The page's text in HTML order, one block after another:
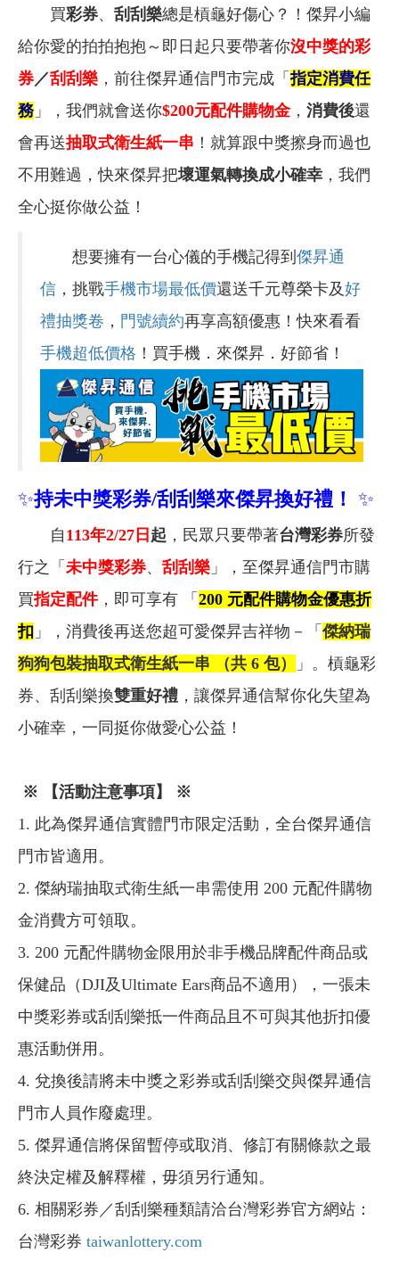
買彩券、 刮刮樂總是槓龜好傷心？！傑昇小編
給你愛的拍拍抱抱～即日起只要帶著你沒中獎的彩
券／刮刮樂 ，前往傑昇通信門市完成「指定消費任
務」，我們就會送你$200元配件購物金， 消費後還
會再送抽取式衛生紙一串 ！就算跟中獎擦身而過也
不用難過，快來傑昇把壞運氣轉換成小確幸 ，我們
全心挺你做公益！
想要擁有一台心儀的手機記得到 傑昇通
信 ，挑戰手機市場最低價還送千元尊榮卡及好
禮抽獎卷 ， 門號續約再享高額優惠！快來看看
手機超低價格 ！買手機．來傑昇．好節省！
✨持未中獎彩券/刮刮樂來傑昇換好禮！ ✨
自 113年2/27 日 起 ，民眾只要帶著台灣彩券所發
行之「 未中獎彩券、 刮刮樂 」，至傑昇通信門市購
買指定配件，即可享有 「 200 元配件購物金優惠折
扣 」，消費後再送您超可愛傑昇吉祥物－「 傑納瑞
狗狗包裝抽取式衛生紙一串 （共 6 包）
」。槓龜彩
券、刮刮樂換雙重好禮 ，讓傑昇通信幫你化失望為
小確幸，一同挺你做愛心公益！
※
【活動注意事項】 ※
1. 此為傑昇通信實體門市限定活動，全台傑昇通信
門市皆適用。
2. 傑納瑞抽取式衛生紙一串需使用 200 元配件購物
金消費方可領取。
3. 200 元配件購物金限用於非手機品牌配件商品或
保健品（DJI及Ultimate Ears商品不適用），一張未
中獎彩券或刮刮樂抵一件商品且不可與其他折扣優
惠活動併用。
4. 兌換後請將未中獎之彩券或刮刮樂交與傑昇通信
門市人員作廢處理。
5. 傑昇通信將保留暫停或取消、修訂有關條款之最
終決定權及解釋權，毋須另行通知。
6. 相關彩券／刮刮樂種類請洽台灣彩券官方網站：
台灣彩券 taiwanlottery.com